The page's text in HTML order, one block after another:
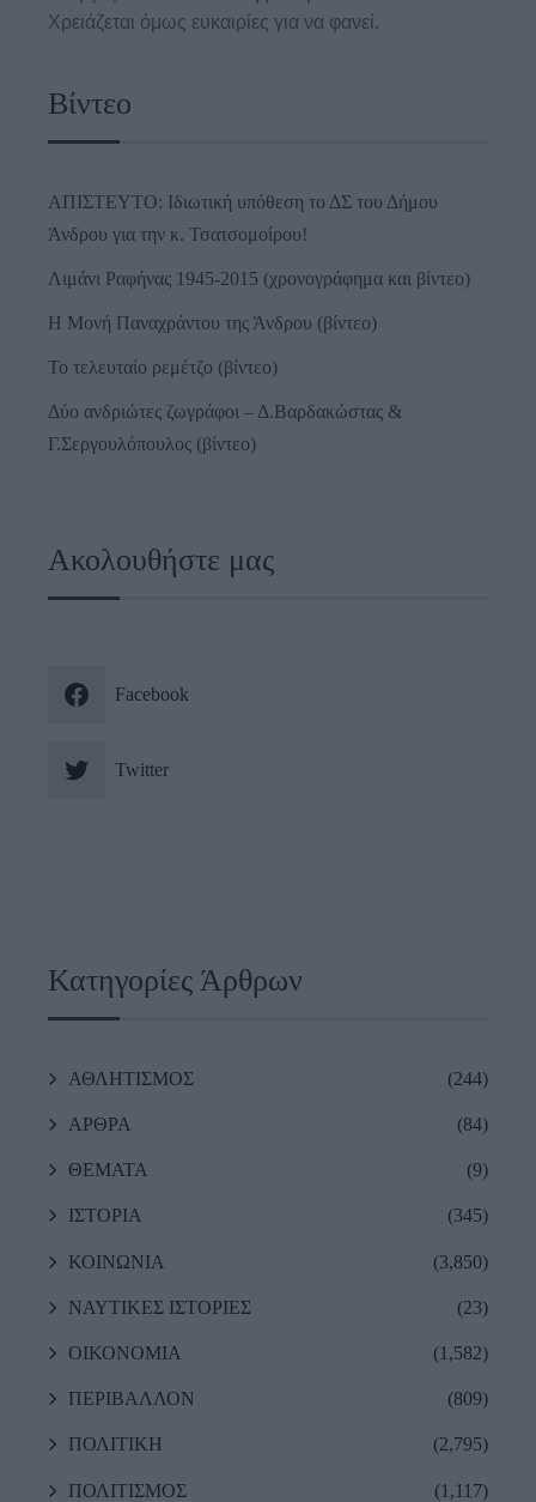
Χρειάζεται όμως ευκαιρίες για να φανεί.
Βίντεο
ΑΠΙΣΤΕΥΤΟ: Ιδιωτική υπόθεση το ΔΣ του Δήμου
Άνδρου για την κ. Τσατσομοίρου!
Λιμάνι Ραφήνας 1945-2015 (χρονογράφημα και βίντεο)
Η Μονή Παναχράντου της Άνδρου (βίντεο)
Το τελευταίο ρεμέτζο (βίντεο)
Δύο ανδριώτες ζωγράφοι – Δ.Βαρδακώστας &
Γ.Σεργουλόπουλος (βίντεο)
Ακολουθήστε μας
Facebook
Twitter
Κατηγορίες Άρθρων
ΑΘΛΗΤΙΣΜΟΣ (244)
ΑΡΘΡΑ (84)
ΘΕΜΑΤΑ (9)
ΙΣΤΟΡΙΑ (345)
ΚΟΙΝΩΝΙΑ (3,850)
ΝΑΥΤΙΚΕΣ ΙΣΤΟΡΙΕΣ (23)
ΟΙΚΟΝΟΜΙΑ (1,582)
ΠΕΡΙΒΑΛΛΟΝ (809)
ΠΟΛΙΤΙΚΗ (2,795)
ΠΟΛΙΤΙΣΜΟΣ (1,117)